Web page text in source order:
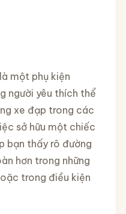
một phụ kiện
người yêu thích thể
xe đạp trong các
sở hữu một chiếc
bạn thấy rõ đường
hơn trong những
trong điều kiện